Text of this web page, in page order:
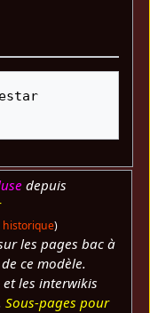
depuis
historique)
les pages bac à
ce modèle.
les interwikis
Sous-pages pour